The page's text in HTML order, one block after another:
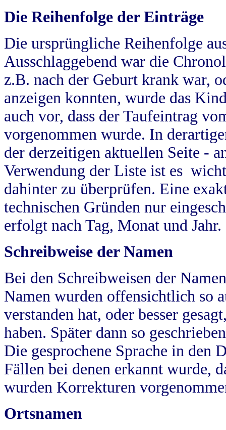
Die Reihenfolge der Einträge
Die ursprüngliche Reihenfolge
Ausschlaggebend war die
z.B. nach der Geburt krank war,
anzeigen konnten, wurde das
auch vor, dass der Taufeintrag
vorgenommen wurde. In
der derzeitigen aktuellen Seite -
Verwendung der Liste ist es
dahinter zu überprüfen. Eine
technischen Gründen nur
erfolgt nach Tag, Monat und Jahr.
Schreibweise der Namen
Bei den Schreibweisen der
Namen wurden offensichtlich so
verstanden hat, oder besser
haben. Später dann so
Die gesprochene Sprache in
Fällen bei denen erkannt wurde,
wurden Korrekturen
Ortsnamen